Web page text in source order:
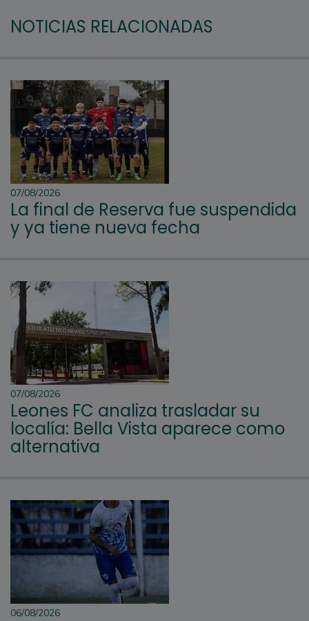
NOTICIAS RELACIONADAS
07/08/2026
La final de Reserva fue suspendida
y ya tiene nueva fecha
07/08/2026
Leones FC analiza trasladar su
localía: Bella Vista aparece como
alternativa
06/08/2026